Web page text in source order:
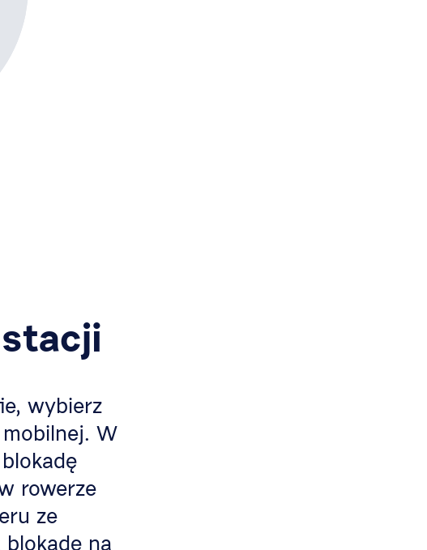
wybierz
W
rowerze
ze
blokadę na